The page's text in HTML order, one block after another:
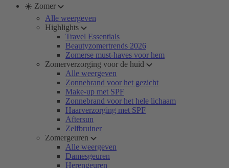
☀️ Zomer
Alle weergeven
Highlights
Travel Essentials
Beautyzomertrends 2026
Zomerse must-haves voor hem
Zomerverzorging voor de huid
Alle weergeven
Zonnebrand voor het gezicht
Make-up met SPF
Zonnebrand voor het hele lichaam
Haarverzorging met SPF
Aftersun
Zelfbruiner
Zomergeuren
Alle weergeven
Damesgeuren
Herengeuren